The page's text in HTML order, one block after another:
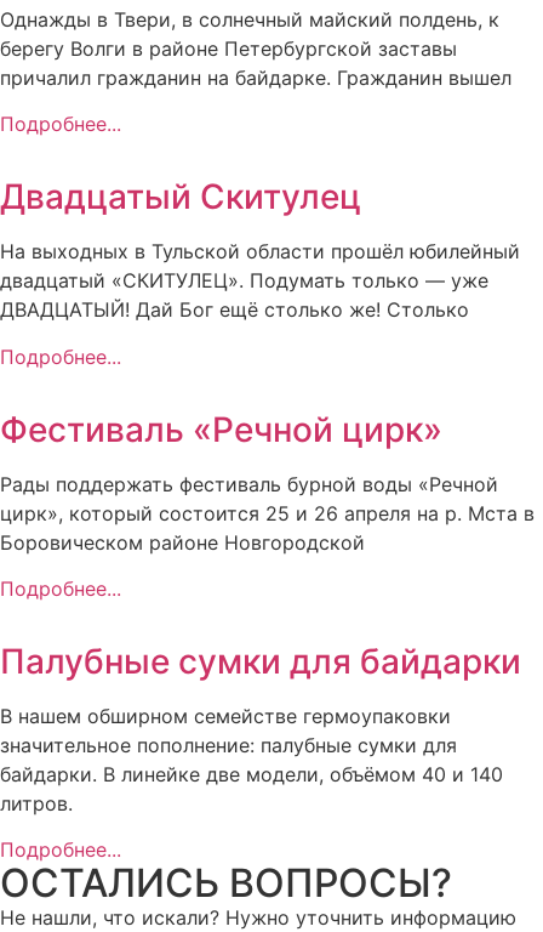
Однажды в Твери, в солнечный майский полдень, к
берегу Волги в районе Петербургской заставы
причалил гражданин на байдарке. Гражданин вышел
Подробнее...
Двадцатый Скитулец
На выходных в Тульской области прошёл юбилейный
двадцатый «СКИТУЛЕЦ». Подумать только — уже
ДВАДЦАТЫЙ! Дай Бог ещё столько же! Столько
Подробнее...
Фестиваль «Речной цирк»
Рады поддержать фестиваль бурной воды «Речной
цирк», который состоится 25 и 26 апреля на р. Мста в
Боровическом районе Новгородской
Подробнее...
Палубные сумки для байдарки
В нашем обширном семействе гермоупаковки
значительное пополнение: палубные сумки для
байдарки. В линейке две модели, объёмом 40 и 140
литров.
Подробнее...
ОСТАЛИСЬ ВОПРОСЫ?
Не нашли, что искали? Нужно уточнить информацию